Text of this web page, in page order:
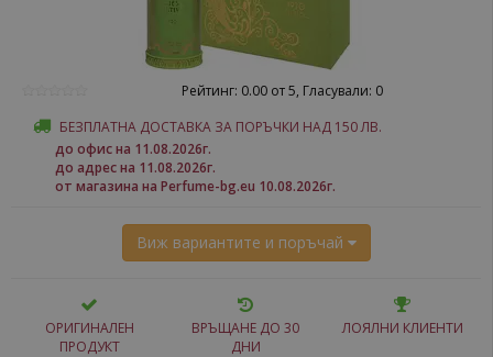
Рейтинг: 0.00 от 5, Гласували: 0
БЕЗПЛАТНА ДОСТАВКА ЗА ПОРЪЧКИ НАД 150 ЛВ.
до офис на 11.08.2026г.
до адрес на 11.08.2026г.
от магазина на Perfume-bg.eu 10.08.2026г.
Виж вариантите и поръчай
ОРИГИНАЛЕН
ПРОДУКТ
ВРЪЩАНЕ ДО 30
ДНИ
ЛОЯЛНИ КЛИЕНТИ